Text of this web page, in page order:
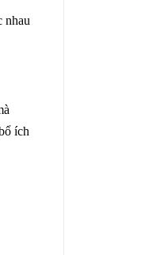
nhau
ích